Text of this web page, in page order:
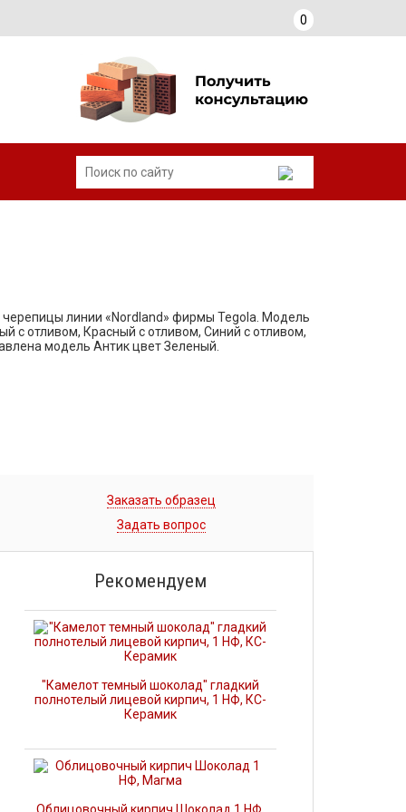
0
линии «Nordland» фирмы Tegola. Модель
с отливом, Красный с отливом, Синий с отливом,
модель Антик цвет Зеленый.
Заказать образец
Задать вопрос
Рекомендуем
"Камелот темный шоколад" гладкий
полнотелый лицевой кирпич, 1 НФ, КС-
Керамик